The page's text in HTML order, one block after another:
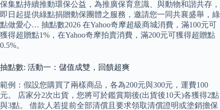
保集點持續推動環保公益，為推廣保育意識、與動物和諧共存，
即日起提供綠點捐贈動保團體之服務，邀請您一同共襄盛舉，綠
點做愛心… 抽點數2026 在Yahoo奇摩超級商城消費，滿100元可
獲得超贈點1%，在Yahoo奇摩拍賣消費，滿200元可獲得超贈點
0.5%。
抽點數: 活動一：儲值成雙，回饋超爽
範例：假設您購買了兩樣商品，各為200元與300元，運費100
元。 店家分2次出貨，您將可於鑑賞期後(出貨後10天)各獲得2點
與3點。 借款人若提前全部清償且要求領取清償證明或塗銷擔保